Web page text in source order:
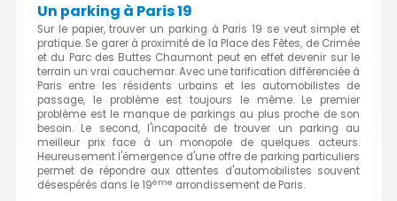
Un parking à Paris 19
Sur le papier, trouver un parking à Paris 19 se veut simple et
pratique. Se garer à proximité de la Place des Fêtes, de Crimée
et du Parc des Buttes Chaumont peut en effet devenir sur le
terrain un vrai cauchemar. Avec une tarification différenciée à
Paris entre les résidents urbains et les automobilistes de
passage, le problème est toujours le même. Le premier
problème est le manque de parkings au plus proche de son
besoin. Le second, l'incapacité de trouver un parking au
meilleur prix face à un monopole de quelques acteurs.
Heureusement l'émergence d'une offre de parking particuliers
permet de répondre aux attentes d'automobilistes souvent
désespérés dans le 19ème arrondissement de Paris.